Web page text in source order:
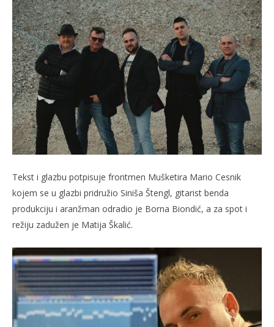
TRENUTNO OTVORENO
Ostani tu, singl kojeg se ni Joksimović ne bi
posramio!
12.04.2021.
slatina.net
Tekst i glazbu potpisuje frontmen Mušketira Mario Cesnik
kojem se u glazbi pridružio Siniša Štengl, gitarist benda
produkciju i aranžman odradio je Borna Biondić, a za spot i
režiju zadužen je Matija Škalić.